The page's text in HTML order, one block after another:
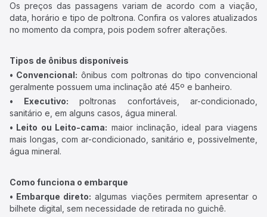
Os preços das passagens variam de acordo com a viação,
data, horário e tipo de poltrona. Confira os valores atualizados
no momento da compra, pois podem sofrer alterações.
Tipos de ônibus disponíveis
• Convencional: ônibus com poltronas do tipo convencional
geralmente possuem uma inclinação até 45º e banheiro.
• Executivo: poltronas confortáveis, ar-condicionado,
sanitário e, em alguns casos, água mineral.
• Leito ou Leito-cama: maior inclinação, ideal para viagens
mais longas, com ar-condicionado, sanitário e, possivelmente,
água mineral.
Como funciona o embarque
• Embarque direto: algumas viações permitem apresentar o
bilhete digital, sem necessidade de retirada no guichê.